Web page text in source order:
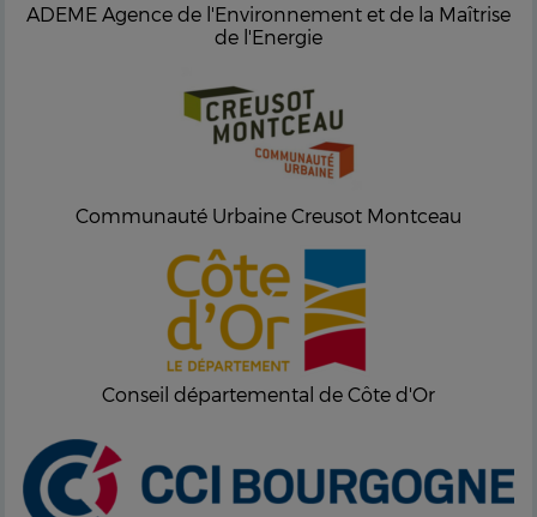
ADEME Agence de l'Environnement et de la Maîtrise
de l'Energie
Communauté Urbaine Creusot Montceau
Conseil départemental de Côte d'Or